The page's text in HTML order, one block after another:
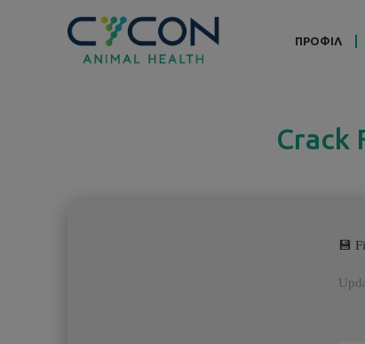
ΠΡΟΦΙΛ
Crack
💾